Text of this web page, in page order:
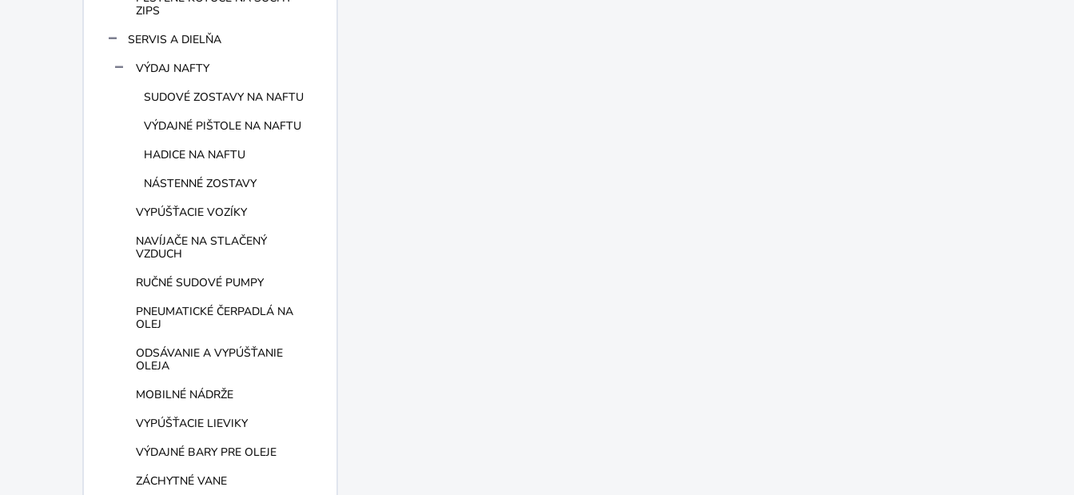
ZIPS
SERVIS A DIELŇA
VÝDAJ NAFTY
SUDOVÉ ZOSTAVY NA NAFTU
VÝDAJNÉ PIŠTOLE NA NAFTU
HADICE NA NAFTU
NÁSTENNÉ ZOSTAVY
VYPÚŠŤACIE VOZÍKY
NAVÍJAČE NA STLAČENÝ
VZDUCH
RUČNÉ SUDOVÉ PUMPY
PNEUMATICKÉ ČERPADLÁ NA
OLEJ
ODSÁVANIE A VYPÚŠŤANIE
OLEJA
MOBILNÉ NÁDRŽE
VYPÚŠŤACIE LIEVIKY
VÝDAJNÉ BARY PRE OLEJE
ZÁCHYTNÉ VANE